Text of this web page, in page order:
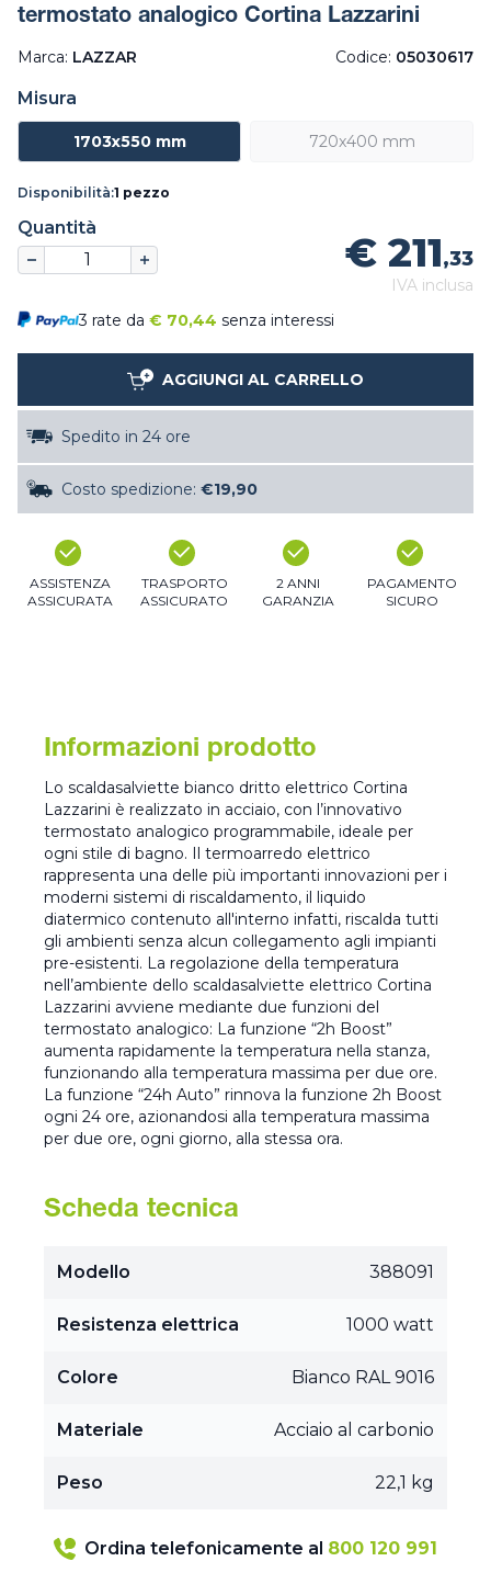
termostato analogico Cortina Lazzarini
Marca: LAZZAR Codice: 05030617
Misura
1703x550 mm 720x400 mm
Disponibilità:1 pezzo
Quantità
€ 211,33
IVA inclusa
3 rate da € 70,44 senza interessi
AGGIUNGI AL CARRELLO
Spedito in 24 ore
Costo spedizione: €19,90
ASSISTENZA
ASSICURATA
TRASPORTO
ASSICURATO
2 ANNI
GARANZIA
PAGAMENTO
SICURO
Informazioni prodotto
Lo scaldasalviette bianco dritto elettrico Cortina
Lazzarini è realizzato in acciaio, con l’innovativo
termostato analogico programmabile, ideale per
ogni stile di bagno. Il termoarredo elettrico
rappresenta una delle più importanti innovazioni per i
moderni sistemi di riscaldamento, il liquido
diatermico contenuto all'interno infatti, riscalda tutti
gli ambienti senza alcun collegamento agli impianti
pre-esistenti. La regolazione della temperatura
nell’ambiente dello scaldasalviette elettrico Cortina
Lazzarini avviene mediante due funzioni del
termostato analogico: La funzione “2h Boost”
aumenta rapidamente la temperatura nella stanza,
funzionando alla temperatura massima per due ore.
La funzione “24h Auto” rinnova la funzione 2h Boost
ogni 24 ore, azionandosi alla temperatura massima
per due ore, ogni giorno, alla stessa ora.
Scheda tecnica
Modello 388091
Resistenza elettrica 1000 watt
Colore Bianco RAL 9016
Materiale Acciaio al carbonio
Peso 22,1 kg
Ordina telefonicamente al 800 120 991